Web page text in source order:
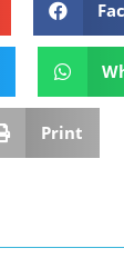
Print